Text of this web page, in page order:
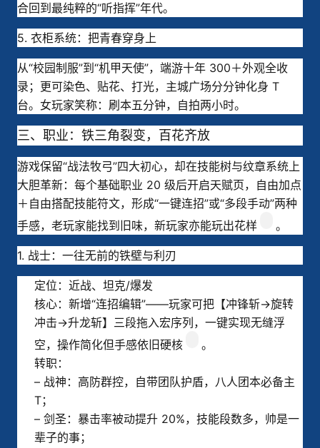
合回到最纯粹的“听指挥”年代。
5. 衣柜系统：把青春穿身上
从“校园制服”到“机甲天使”，端游十年 300＋外观全收
录；更可染色、贴花、打光，主城广场分分钟化身 T
台。女玩家笑称：刷本五分钟，自拍两小时。
三、职业：铁三角裂变，百花齐放
游戏保留“战法牧弓”四大初心，却在技能树与纹章系统上
大胆革新：每个基础职业 20 级后开启天赋页，自由加点
＋自由搭配技能符文，形成“一键连招”或“多段手动”两种
手感，老玩家能找到旧味，新玩家亦能玩出花样
。
1. 战士：一往无前的铁壁与利刃
定位：近战、坦克/爆发
核心：新增“连招编辑”——玩家可把【冲锋斩→旋转
冲击→升龙斩】三段拖入宏序列，一键实现无缝浮
空，操作简化但手感依旧硬核
。
转职：
– 战神：高防群控，自带团队护盾，八人团本必备主
T；
– 剑圣：暴击率被动提升 20%，技能段数多，帅是一
辈子的事；